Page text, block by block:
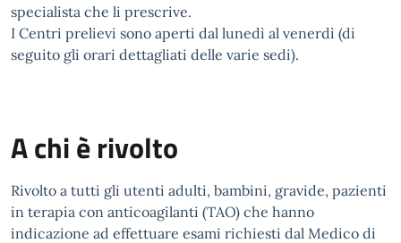
specialista che li prescrive.
I Centri prelievi sono aperti dal lunedì al venerdì (di
seguito gli orari dettagliati delle varie sedi).
A chi è rivolto
Rivolto a tutti gli utenti adulti, bambini, gravide, pazienti
in terapia con anticoagilanti (TAO) che hanno
indicazione ad effettuare esami richiesti dal Medico di